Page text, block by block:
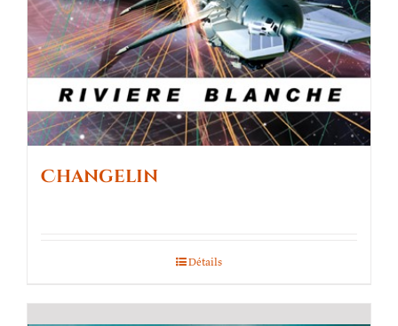
Changelin
Détails